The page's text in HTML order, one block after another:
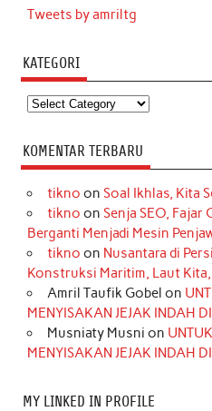
Tweets by amriltg
KATEGORI
Kategori
KOMENTAR TERBARU
tikno on Soal Ikhlas, Kita
tikno on Senja SEO, Fajar
Berganti Menjadi Mesin
tikno on Nusantara di
Konstruksi Maritim, Laut
Amril Taufik Gobel on
MENYISAKAN JEJAK INDAH
Musniaty Musni on
MENYISAKAN JEJAK INDAH
MY LINKED IN PROFILE